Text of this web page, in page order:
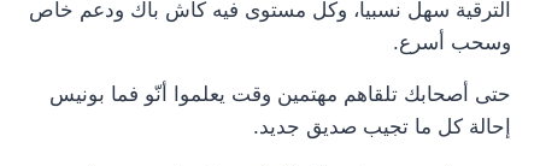
الترقية سهل نسبيا، وكل مستوى فيه كاش باك ودعم خاص
وسحب أسرع.
حتى أصحابك تلقاهم مهتمين وقت يعلموا أنّو فما بونيس
إحالة كل ما تجيب صديق جديد.